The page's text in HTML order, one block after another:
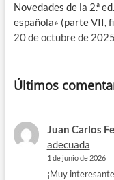
Novedades de la 2.ª
española» (parte VII,
20 de octubre de 2025
Últimos
Juan Carlos
adecuada
1 de junio de 2026
¡Muy